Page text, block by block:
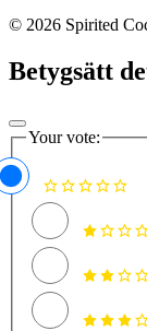
© 2026 Spirited
Betygsätt
Your vote: